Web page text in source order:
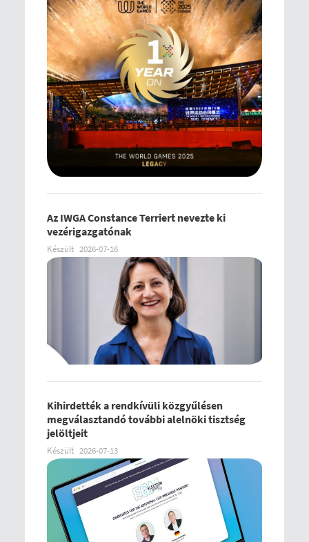
Az IWGA Constance Terriert nevezte ki
vezérigazgatónak
Készült 2026-07-16
Kihirdették a rendkívüli közgyűlésen
megválasztandó további alelnöki tisztség
jelöltjeit
Készült 2026-07-13